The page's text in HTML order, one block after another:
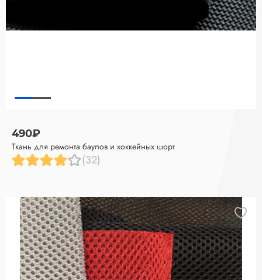
490₽
Ткань для ремонта баулов и хоккейных шорт
(32)